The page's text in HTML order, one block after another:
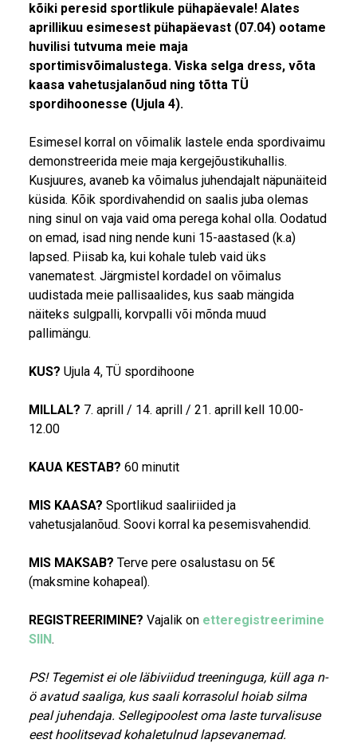
kõiki peresid sportlikule pühapäevale! Alates
aprillikuu esimesest pühapäevast (07.04) ootame
huvilisi tutvuma meie maja
sportimisvõimalustega. Viska selga dress, võta
kaasa vahetusjalanõud ning tõtta TÜ
spordihoonesse (Ujula 4).
Esimesel korral on võimalik lastele enda spordivaimu
demonstreerida meie maja kergejõustikuhallis.
Kusjuures, avaneb ka võimalus juhendajalt näpunäiteid
küsida. Kõik spordivahendid on saalis juba olemas
ning sinul on vaja vaid oma perega kohal olla. Oodatud
on emad, isad ning nende kuni 15-aastased (k.a)
lapsed. Piisab ka, kui kohale tuleb vaid üks
vanematest. Järgmistel kordadel on võimalus
uudistada meie pallisaalides, kus saab mängida
näiteks sulgpalli, korvpalli või mõnda muud
pallimängu.
KUS? Ujula 4, TÜ spordihoone
MILLAL? 7. aprill / 14. aprill / 21. aprill kell 10.00-
12.00
KAUA KESTAB? 60 minutit
MIS KAASA? Sportlikud saaliriided ja
vahetusjalanõud. Soovi korral ka pesemisvahendid.
MIS MAKSAB? Terve pere osalustasu on 5€
(maksmine kohapeal).
REGISTREERIMINE? Vajalik on etteregistreerimine
SIIN.
PS! Tegemist ei ole läbiviidud treeninguga, küll aga n-
ö avatud saaliga, kus saali korrasolul hoiab silma
peal juhendaja. Sellegipoolest oma laste turvalisuse
eest hoolitsevad kohaletulnud lapsevanemad.